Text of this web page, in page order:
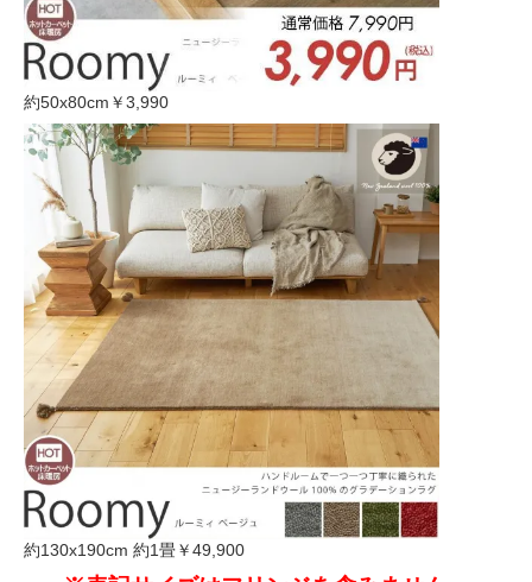
約50x80cm ￥3,990
約130x190cm 約1畳￥49,900